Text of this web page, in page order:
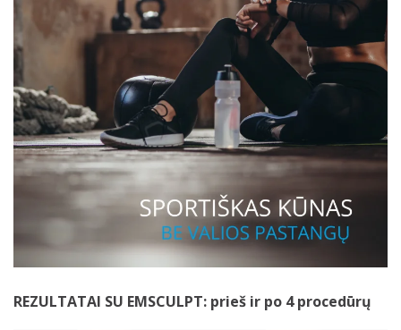
REZULTATAI SU EMSCULPT: prieš ir po 4 procedūrų